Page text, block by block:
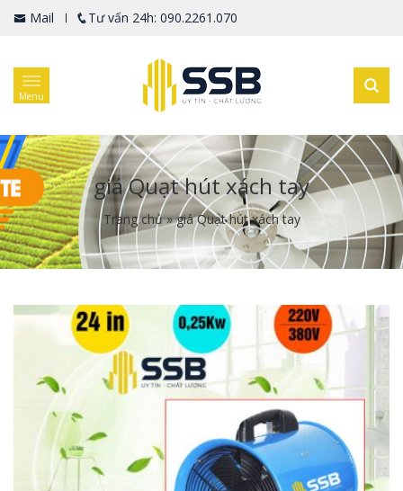
Mail Tư vấn 24h: 090.2261.070
Menu
giá Quạt hút xách tay
Trang chủ»giá Quạt hút xách tay